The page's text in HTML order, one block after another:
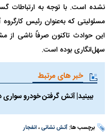
نشده است. با توجه به ارتباطات
مسئولیتی که به‌عنوان رئیس
این حوادث تاکنون صرفاً ناشی از
سهل‌انگاری بوده است.
خبر های مرتبط
ببینید| آتش گرفتن خودرو سواری
برچسب ها:آتش نشانی، انفجار